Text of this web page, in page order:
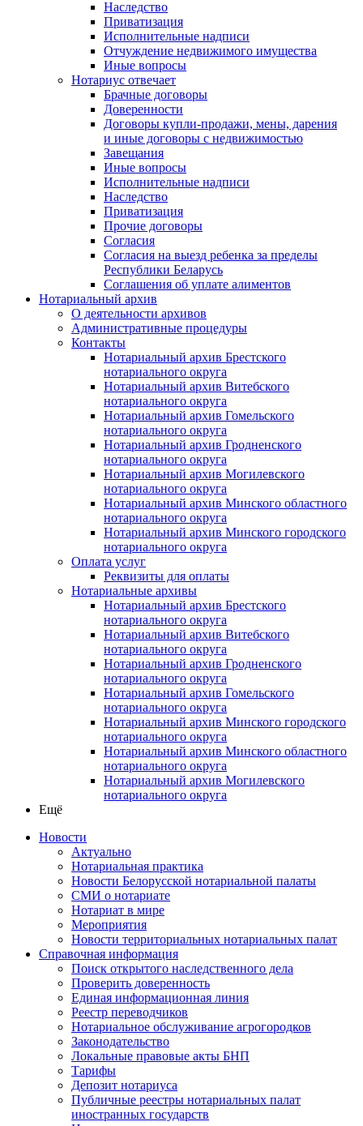
Наследство
Приватизация
Исполнительные надписи
Отчуждение недвижимого имущества
Иные вопросы
Нотариус отвечает
Брачные договоры
Доверенности
Договоры купли-продажи, мены, дарения
и иные договоры с недвижимостью
Завещания
Иные вопросы
Исполнительные надписи
Наследство
Приватизация
Прочие договоры
Согласия
Согласия на выезд ребенка за пределы
Республики Беларусь
Соглашения об уплате алиментов
Нотариальный архив
О деятельности архивов
Административные процедуры
Контакты
Нотариальный архив Брестского
нотариального округа
Нотариальный архив Витебского
нотариального округа
Нотариальный архив Гомельского
нотариального округа
Нотариальный архив Гродненского
нотариального округа
Нотариальный архив Могилевского
нотариального округа
Нотариальный архив Минского областного
нотариального округа
Нотариальный архив Минского городского
нотариального округа
Оплата услуг
Реквизиты для оплаты
Нотариальные архивы
Нотариальный архив Брестского
нотариального округа
Нотариальный архив Витебского
нотариального округа
Нотариальный архив Гродненского
нотариального округа
Нотариальный архив Гомельского
нотариального округа
Нотариальный архив Минского городского
нотариального округа
Нотариальный архив Минского областного
нотариального округа
Нотариальный архив Могилевского
нотариального округа
Ещё
Новости
Актуально
Нотариальная практика
Новости Белорусской нотариальной палаты
СМИ о нотариате
Нотариат в мире
Мероприятия
Новости территориальных нотариальных палат
Справочная информация
Поиск открытого наследственного дела
Проверить доверенность
Единая информационная линия
Реестр переводчиков
Нотариальное обслуживание агрогородков
Законодательство
Локальные правовые акты БНП
Тарифы
Депозит нотариуса
Публичные реестры нотариальных палат
иностранных государств